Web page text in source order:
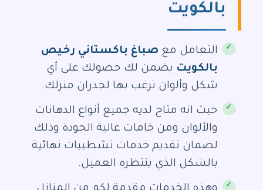
بالكويت
التعامل مع صباغ باكستاني رخيص
بالكويت يضمن لك حصولك على أي
شكل وألوان ترغب بها لجدران منزلك.
حيث انه متاح لديه جميع أنواع الدهانات
والألوان ومن خامات عالية الجودة وذلك
لضمان تقديم خدمات تشطيبات نهائية
بالشكل الذي ينتظره العميل.